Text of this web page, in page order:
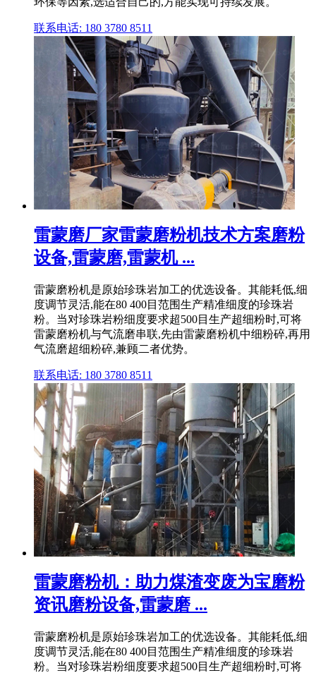
联系电话: 180 3780 8511
雷蒙磨厂家雷蒙磨粉机技术方案磨粉
设备,雷蒙磨,雷蒙机 ...
雷蒙磨粉机是原始珍珠岩加工的优选设备。其能耗低,细
度调节灵活,能在80 400目范围生产精准细度的珍珠岩
粉。当对珍珠岩粉细度要求超500目生产超细粉时,可将
雷蒙磨粉机与气流磨串联,先由雷蒙磨粉机中细粉碎,再用
气流磨超细粉碎,兼顾二者优势。
联系电话: 180 3780 8511
雷蒙磨粉机：助力煤渣变废为宝磨粉
资讯磨粉设备,雷蒙磨 ...
雷蒙磨粉机是原始珍珠岩加工的优选设备。其能耗低,细
度调节灵活,能在80 400目范围生产精准细度的珍珠岩
粉。当对珍珠岩粉细度要求超500目生产超细粉时,可将